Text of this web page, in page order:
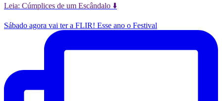
Leia: Cúmplices de um Escândalo ⬇️
Sábado agora vai ter a FLIR! Esse ano o Festival